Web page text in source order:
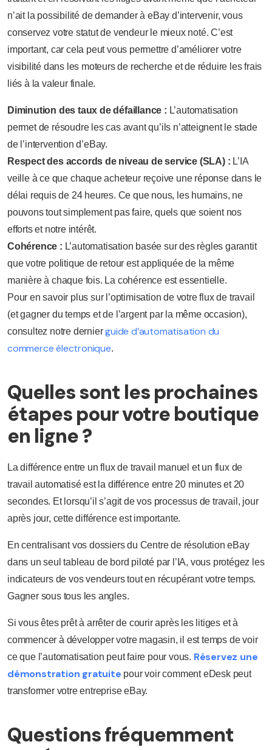
n’ait la possibilité de demander à eBay d’intervenir, vous
conservez votre statut de vendeur le mieux noté. C’est
important, car cela peut vous permettre d’améliorer votre
visibilité dans les moteurs de recherche et de réduire les frais
liés à la valeur finale.
Diminution des taux de défaillance : L’automatisation
permet de résoudre les cas avant qu’ils n’atteignent le stade
de l’intervention d’eBay.
Respect des accords de niveau de service (SLA) : L’IA
veille à ce que chaque acheteur reçoive une réponse dans le
délai requis de 24 heures. Ce que nous, les humains, ne
pouvons tout simplement pas faire, quels que soient nos
efforts et notre intérêt.
Cohérence : L’automatisation basée sur des règles garantit
que votre politique de retour est appliquée de la même
manière à chaque fois. La cohérence est essentielle.
Pour en savoir plus sur l’optimisation de votre flux de travail
(et gagner du temps et de l’argent par la même occasion),
consultez notre dernier guide d’automatisation du
commerce électronique.
Quelles sont les prochaines
étapes pour votre boutique
en ligne ?
La différence entre un flux de travail manuel et un flux de
travail automatisé est la différence entre 20 minutes et 20
secondes. Et lorsqu’il s’agit de vos processus de travail, jour
après jour, cette différence est importante.
En centralisant vos dossiers du Centre de résolution eBay
dans un seul tableau de bord piloté par l’IA, vous protégez les
indicateurs de vos vendeurs tout en récupérant votre temps.
Gagner sous tous les angles.
Si vous êtes prêt à arrêter de courir après les litiges et à
commencer à développer votre magasin, il est temps de voir
ce que l’automatisation peut faire pour vous. Réservez une
démonstration gratuite pour voir comment eDesk peut
transformer votre entreprise eBay.
Questions fréquemment